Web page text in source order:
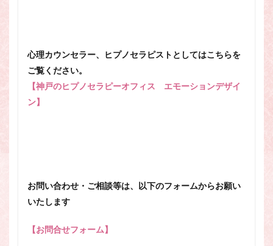
心理カウンセラー、ヒプノセラピストとしてはこちらを
ご覧ください。
【神戸のヒプノセラピーオフィス エモーションデザイ
ン】
お問い合わせ・ご相談等は、以下のフォームからお願い
いたします
【お問合せフォーム】